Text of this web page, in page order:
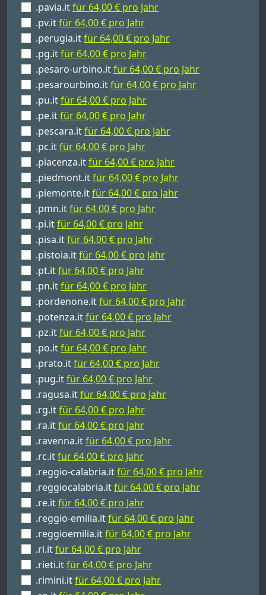
.pavia.itfür 64,00 € pro Jahr
.pv.itfür 64,00 € pro Jahr
.perugia.itfür 64,00 € pro Jahr
.pg.itfür 64,00 € pro Jahr
.pesaro-urbino.itfür 64,00 € pro Jahr
.pesarourbino.itfür 64,00 € pro Jahr
.pu.itfür 64,00 € pro Jahr
.pe.itfür 64,00 € pro Jahr
.pescara.itfür 64,00 € pro Jahr
.pc.itfür 64,00 € pro Jahr
.piacenza.itfür 64,00 € pro Jahr
.piedmont.itfür 64,00 € pro Jahr
.piemonte.itfür 64,00 € pro Jahr
.pmn.itfür 64,00 € pro Jahr
.pi.itfür 64,00 € pro Jahr
.pisa.itfür 64,00 € pro Jahr
.pistoia.itfür 64,00 € pro Jahr
.pt.itfür 64,00 € pro Jahr
.pn.itfür 64,00 € pro Jahr
.pordenone.itfür 64,00 € pro Jahr
.potenza.itfür 64,00 € pro Jahr
.pz.itfür 64,00 € pro Jahr
.po.itfür 64,00 € pro Jahr
.prato.itfür 64,00 € pro Jahr
.pug.itfür 64,00 € pro Jahr
.ragusa.itfür 64,00 € pro Jahr
.rg.itfür 64,00 € pro Jahr
.ra.itfür 64,00 € pro Jahr
.ravenna.itfür 64,00 € pro Jahr
.rc.itfür 64,00 € pro Jahr
.reggio-calabria.itfür 64,00 € pro Jahr
.reggiocalabria.itfür 64,00 € pro Jahr
.re.itfür 64,00 € pro Jahr
.reggio-emilia.itfür 64,00 € pro Jahr
.reggioemilia.itfür 64,00 € pro Jahr
.ri.itfür 64,00 € pro Jahr
.rieti.itfür 64,00 € pro Jahr
.rimini.itfür 64,00 € pro Jahr